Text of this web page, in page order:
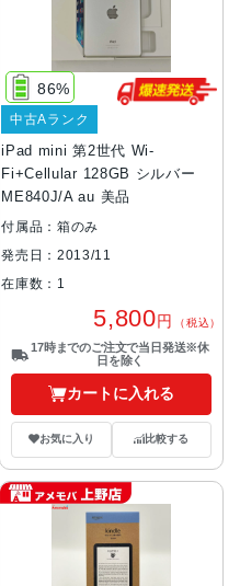
iPad mini 第2世代 Wi-
Fi+Cellular 128GB シルバー
ME840J/A au 美品
86%
中古Aランク
付属品：箱のみ
発売日：2013/11
在庫数：1
5,800円 （税込）
17時までのご注文で当日発送※休
日を除く
カートに入れる
お気に入り 比較する